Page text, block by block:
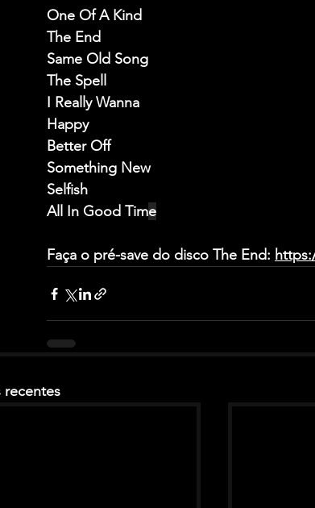
One Of A Kind
The End
Same Old Song
The Spell
I Really Wanna
Happy
Better Off
Something New
Selfish
All In Good Time
Faça o pré-save do disco The End:
recentes